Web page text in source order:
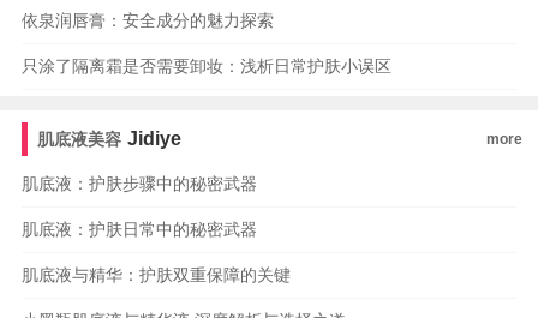
依泉润唇膏：安全成分的魅力探索
只涂了隔离霜是否需要卸妆：浅析日常护肤小误区
肌底液美容 Jidiye more
肌底液：护肤步骤中的秘密武器
肌底液：护肤日常中的秘密武器
肌底液与精华：护肤双重保障的关键